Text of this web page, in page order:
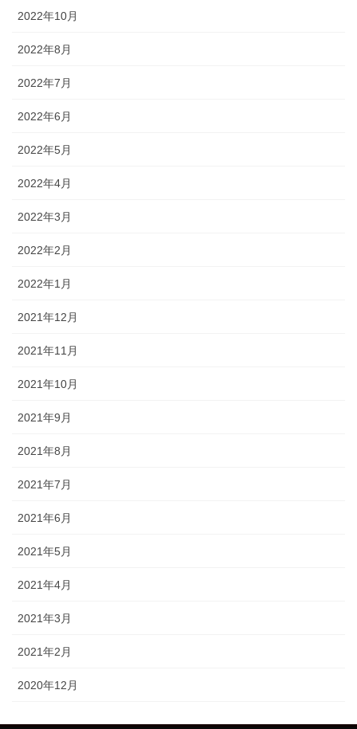
2022年10月
2022年8月
2022年7月
2022年6月
2022年5月
2022年4月
2022年3月
2022年2月
2022年1月
2021年12月
2021年11月
2021年10月
2021年9月
2021年8月
2021年7月
2021年6月
2021年5月
2021年4月
2021年3月
2021年2月
2020年12月